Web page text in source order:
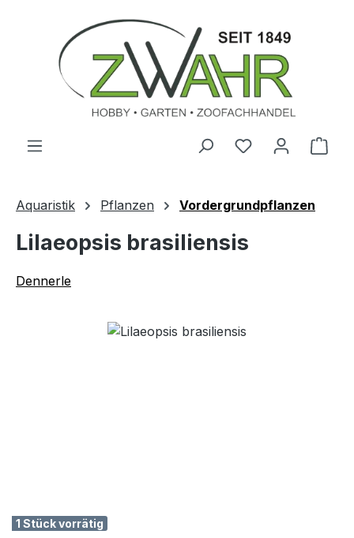
Zum Hauptinhalt springen
Aquaristik Pflanzen Vordergrundpflanzen
Lilaeopsis brasiliensis
Dennerle
Bildergalerie überspringen
1 Stück vorrätig